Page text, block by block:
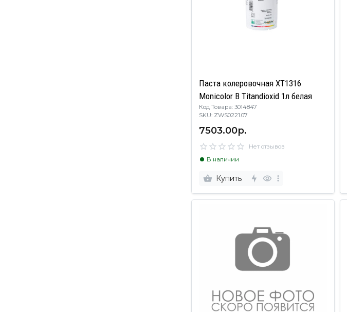
Паста колеровочная XT1316
Monicolor B Titandioxid 1л белая
Код Товара: 3014847
SKU: ZWS0221.07
7503.00р.
Нет отзывов
В наличии
Купить